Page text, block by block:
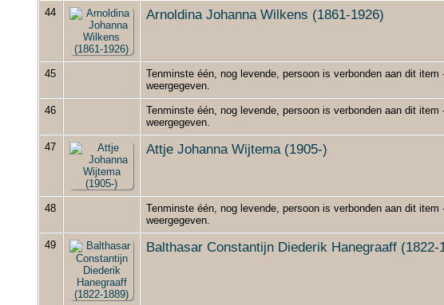
44 Arnoldina Johanna Wilkens (1861-1926)
45
Tenminste één, nog levende, persoon is verbonden aan dit item
weergegeven.
46
Tenminste één, nog levende, persoon is verbonden aan dit item
weergegeven.
47 Attje Johanna Wijtema (1905-)
48
Tenminste één, nog levende, persoon is verbonden aan dit item
weergegeven.
49 Balthasar Constantijn Diederik Hanegraaff (1822-